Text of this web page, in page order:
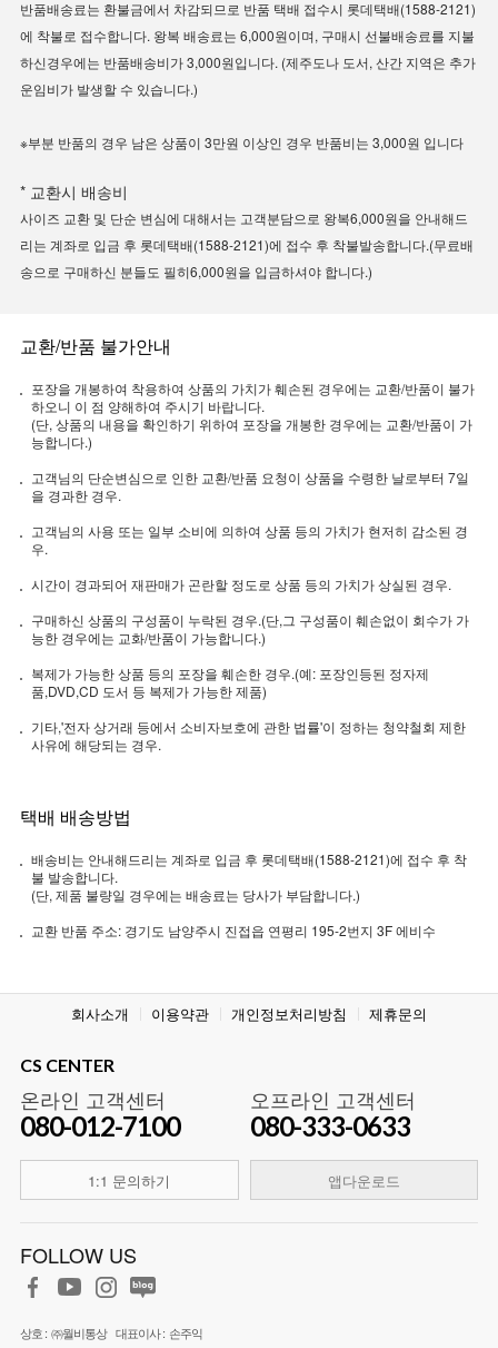
반품배송료는 환불금에서 차감되므로 반품 택배 접수시 롯데택배(1588-2121)
에 착불로 접수합니다. 왕복 배송료는 6,000원이며, 구매시 선불배송료를 지불
하신경우에는 반품배송비가 3,000원입니다. (제주도나 도서, 산간 지역은 추가
운임비가 발생할 수 있습니다.)
※부분 반품의 경우 남은 상품이 3만원 이상인 경우 반품비는 3,000원 입니다
* 교환시 배송비
사이즈 교환 및 단순 변심에 대해서는 고객분담으로 왕복6,000원을 안내해드
리는 계좌로 입금 후 롯데택배(1588-2121)에 접수 후 착불발송합니다.(무료배
송으로 구매하신 분들도 필히6,000원을 입금하셔야 합니다.)
교환/반품 불가안내
포장을 개봉하여 착용하여 상품의 가치가 훼손된 경우에는 교환/반품이 불가
하오니 이 점 양해하여 주시기 바랍니다.
(단, 상품의 내용을 확인하기 위하여 포장을 개봉한 경우에는 교환/반품이 가
능합니다.)
고객님의 단순변심으로 인한 교환/반품 요청이 상품을 수령한 날로부터 7일
을 경과한 경우.
고객님의 사용 또는 일부 소비에 의하여 상품 등의 가치가 현저히 감소된 경
우.
시간이 경과되어 재판매가 곤란할 정도로 상품 등의 가치가 상실된 경우.
구매하신 상품의 구성품이 누락된 경우.(단,그 구성품이 훼손없이 회수가 가
능한 경우에는 교화/반품이 가능합니다.)
복제가 가능한 상품 등의 포장을 훼손한 경우.(예: 포장인등된 정자제
품,DVD,CD 도서 등 복제가 가능한 제품)
기타,'전자 상거래 등에서 소비자보호에 관한 법률'이 정하는 청약철회 제한
사유에 해당되는 경우.
택배 배송방법
배송비는 안내해드리는 계좌로 입금 후 롯데택배(1588-2121)에 접수 후 착
불 발송합니다.
(단, 제품 불량일 경우에는 배송료는 당사가 부담합니다.)
교환 반품 주소: 경기도 남양주시 진접읍 연평리 195-2번지 3F 에비수
회사소개 이용약관 개인정보처리방침 제휴문의
CS CENTER
온라인 고객센터
080-012-7100
1:1 문의하기
오프라인 고객센터
080-333-0633
앱다운로드
FOLLOW US
상호 : ㈜월비통상 대표이사 : 손주익